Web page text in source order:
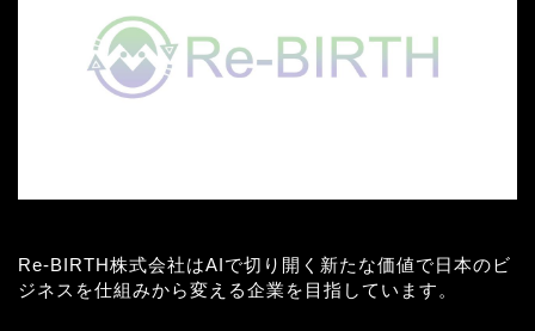
Re-BIRTH株式会社はAIで切り開く新たな価値で日本のビ
ジネスを仕組みから変える企業を目指しています。